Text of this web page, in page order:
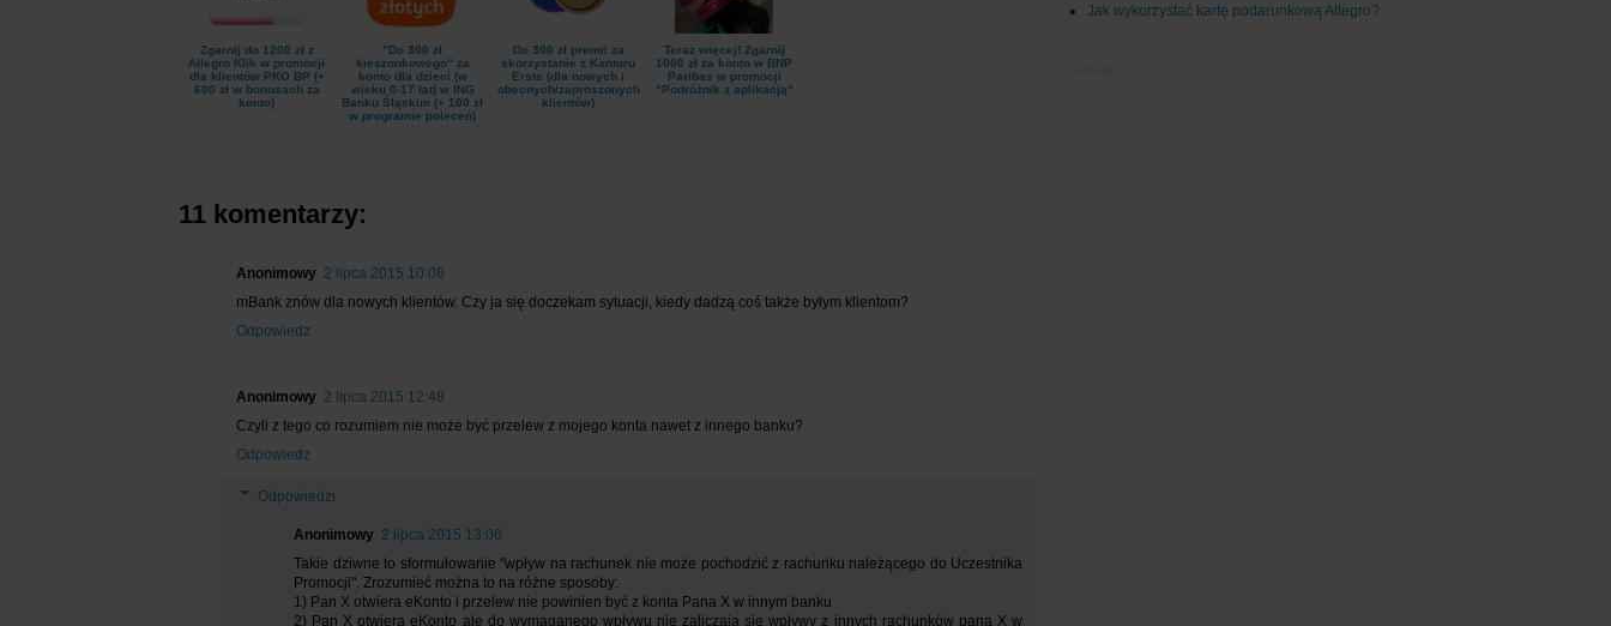
Zgarnij do 1200 zł z
Allegro Klik w promocji
dla klientów PKO BP (+
600 zł w bonusach za
konto)
"Do 300 zł
kieszonkowego" za
konto dla dzieci (w
wieku 0-17 lat) w ING
Banku Śląskim (+ 100 zł
w programie poleceń)
Do 300 zł premii za
skorzystanie z Kantoru
Erste (dla nowych i
obecnych/zaproszonych
klientów)
Teraz więcej! Zgarnij
1000 zł za konto w BNP
Paribas w promocji
"Podróżnik z aplikacją"
11 komentarzy:
Anonimowy 2 lipca 2015 10:08
mBank znów dla nowych klientów. Czy ja się doczekam sytuacji, kiedy dadzą coś także byłym klientom?
Odpowiedz
Anonimowy 2 lipca 2015 12:48
Czyli z tego co rozumiem nie może być przelew z mojego konta nawet z innego banku?
Odpowiedz
Odpowiedzi
Anonimowy 2 lipca 2015 13:06
Takie dziwne to sformułowanie "wpływ na rachunek nie może pochodzić z rachunku należącego do Uczestnika
Promocji". Zrozumieć można to na różne sposoby:
1) Pan X otwiera eKonto i przelew nie powinien być z konta Pana X w innym banku
2) Pan X otwiera eKonto ale do wymaganego wpływu nie zaliczają się wpływy z innych rachunków pana X w
Jak wykorzystać kartę podarunkową Allegro?